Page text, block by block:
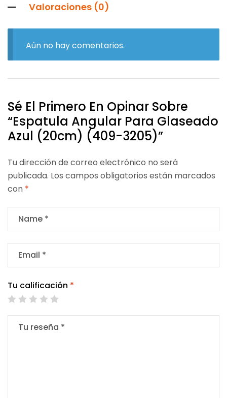
Valoraciones (0)
Aún no hay comentarios.
Sé El Primero En Opinar Sobre
“Espatula Angular Para Glaseado
Azul (20cm) (409-3205)”
Tu dirección de correo electrónico no será
publicada. Los campos obligatorios están marcados
con *
Tu calificación *